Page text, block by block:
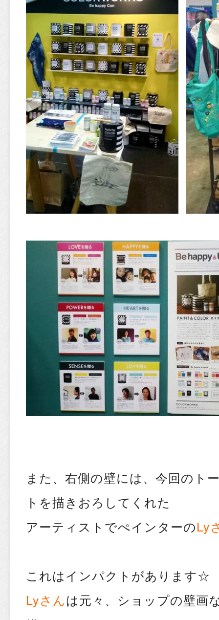
また、右側の壁には、今回のト
トを描きおろしてくれた
アーティストでぺインターのLy
これはインパクトがあります☆
Lyさんは元々、ショップの壁画